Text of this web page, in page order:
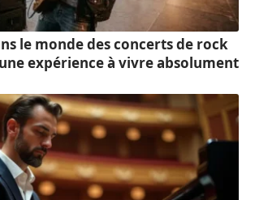
le monde des concerts de rock
expérience à vivre absolument